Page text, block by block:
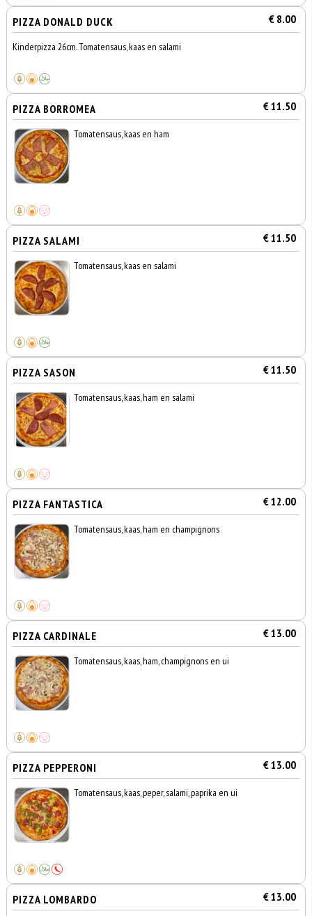
PIZZA DONALD DUCK € 8.00
Kinderpizza 26cm. Tomatensaus, kaas en salami
PIZZA BORROMEA € 11.50
Tomatensaus, kaas en ham
PIZZA SALAMI € 11.50
Tomatensaus, kaas en salami
PIZZA SASON € 11.50
Tomatensaus, kaas, ham en salami
PIZZA FANTASTICA € 12.00
Tomatensaus, kaas, ham en champignons
PIZZA CARDINALE € 13.00
Tomatensaus, kaas, ham, champignons en ui
PIZZA PEPPERONI € 13.00
Tomatensaus, kaas, peper, salami, paprika en ui
PIZZA LOMBARDO € 13.00